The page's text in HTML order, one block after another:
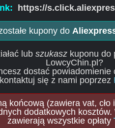
https://
kupony do
lub szukasz kuponu do
LowcyChin.pl?
dostać powiadomienie
się z nami poprzez
końcową (zawiera vat, cło
dodatkowych kosztów.
zawierają wszystkie opłaty